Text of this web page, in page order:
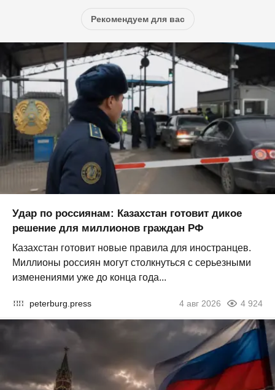
Рекомендуем для вас
Удар по россиянам: Казахстан готовит дикое
решение для миллионов граждан РФ
Казахстан готовит новые правила для иностранцев.
Миллионы россиян могут столкнуться с серьезными
изменениями уже до конца года...
peterburg.press 4 авг 2026 4 924